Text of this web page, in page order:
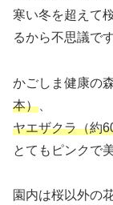
寒い冬を超えて
るから不思議で
かごしま健康の
本）
ヤエザクラ（約
とてもピンクで
園内は桜以外の